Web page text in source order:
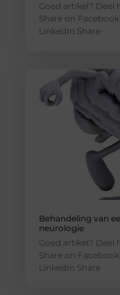
Goed artikel? Deel
Share on
LinkedIn Share
Behandeling van
neurologie
Goed artikel? Deel
Share on
LinkedIn Share